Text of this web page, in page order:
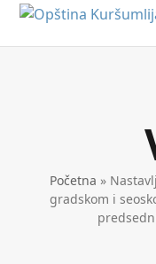
Open
mobile
Close
mobile
Početna »
gradskom i